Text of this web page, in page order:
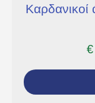
Καρδανικοί
€